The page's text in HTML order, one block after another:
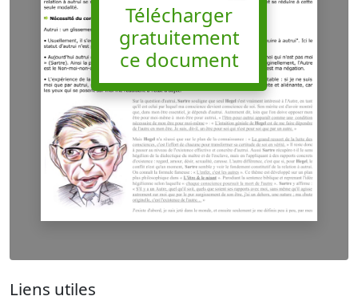
Télécharger
gratuitement
ce document
Liens utiles